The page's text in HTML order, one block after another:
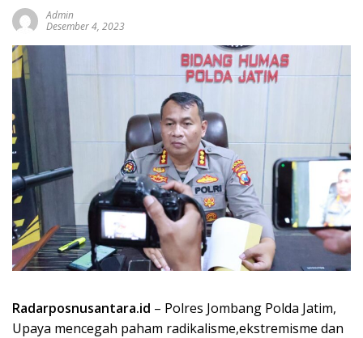
Admin
Desember 4, 2023
Radarposnusantara.id – Polres Jombang Polda Jatim,
Upaya mencegah paham radikalisme,ekstremisme dan